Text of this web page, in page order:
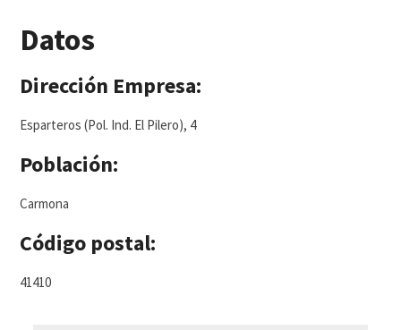
Datos
Dirección Empresa:
Esparteros (Pol. Ind. El Pilero), 4
Población:
Carmona
Código postal:
41410